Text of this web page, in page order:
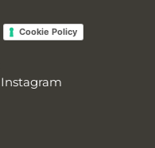
Cookie Policy
Instagram